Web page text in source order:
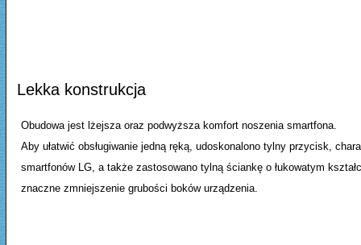
Lekka konstrukcja
Obudowa jest lżejsza oraz podwyższa komfort noszenia smartfona.
Aby ułatwić obsługiwanie jedną ręką, udoskonalono tylny przycisk,
smartfonów LG, a także zastosowano tylną ściankę o łukowatym
znaczne zmniejszenie grubości boków urządzenia.